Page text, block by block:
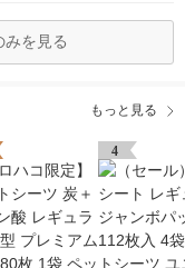
を見る
もっと見る
4